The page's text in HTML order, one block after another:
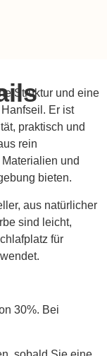
Struktur und eine
Er ist
praktisch und
rein
und
bieten.
aus natürlicher
sind leicht,
für
30%. Bei